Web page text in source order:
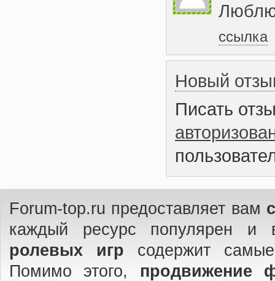
Люблю
ссылка
Новый
Писать
Forum-top.ru предоставляет вам
каждый ресурс популярен
ролевых игр содержит
Помимо этого, продвижение